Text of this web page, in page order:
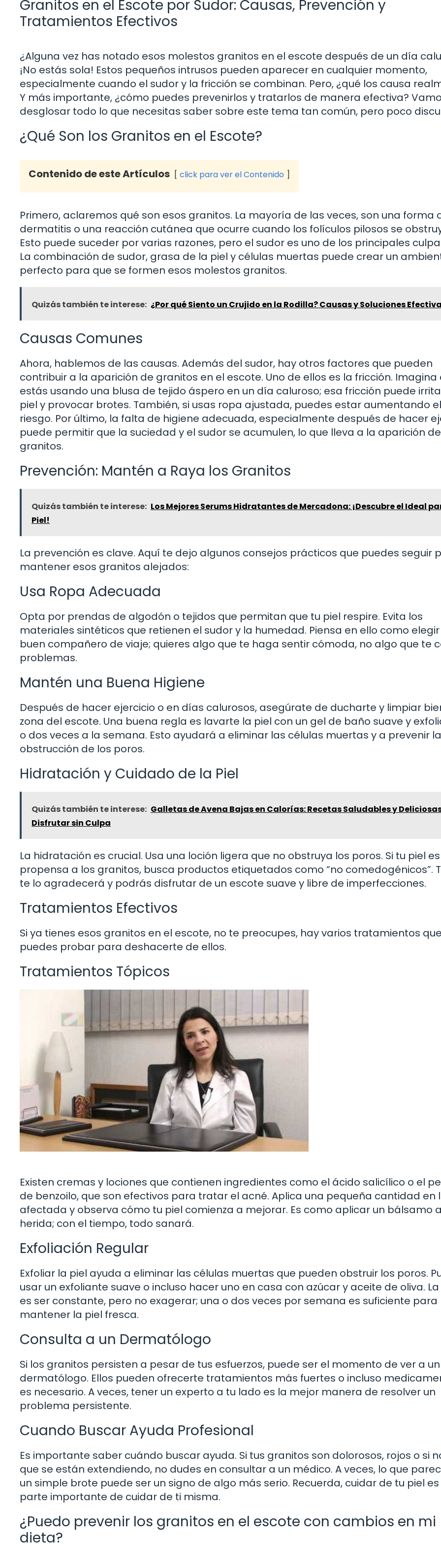
Granitos en el Escote por Sudor: Causas, Prevención y
Tratamientos Efectivos
¿Alguna vez has notado esos molestos granitos en el escote después de un día
¡No estás sola! Estos pequeños intrusos pueden aparecer en cualquier momento,
especialmente cuando el sudor y la fricción se combinan. Pero, ¿qué los causa
Y más importante, ¿cómo puedes prevenirlos y tratarlos de manera efectiva?
desglosar todo lo que necesitas saber sobre este tema tan común, pero poco
¿Qué Son los Granitos en el Escote?
Contenido de este Artículos click para ver el Contenido
Primero, aclaremos qué son esos granitos. La mayoría de las veces, son una forma
dermatitis o una reacción cutánea que ocurre cuando los folículos pilosos se
Esto puede suceder por varias razones, pero el sudor es uno de los principales
La combinación de sudor, grasa de la piel y células muertas puede crear un
perfecto para que se formen esos molestos granitos.
Quizás también te interese: ¿Por qué Siento un Crujido en la Rodilla? Causas y Soluciones
Causas Comunes
Ahora, hablemos de las causas. Además del sudor, hay otros factores que pueden
contribuir a la aparición de granitos en el escote. Uno de ellos es la fricción. Imagina
estás usando una blusa de tejido áspero en un día caluroso; esa fricción puede
piel y provocar brotes. También, si usas ropa ajustada, puedes estar aumentando el
riesgo. Por último, la falta de higiene adecuada, especialmente después de hacer
puede permitir que la suciedad y el sudor se acumulen, lo que lleva a la aparición
granitos.
Prevención: Mantén a Raya los Granitos
Quizás también te interese: Los Mejores Serums Hidratantes de Mercadona: ¡Descubre el Ideal
Piel!
La prevención es clave. Aquí te dejo algunos consejos prácticos que puedes seguir
mantener esos granitos alejados:
Usa Ropa Adecuada
Opta por prendas de algodón o tejidos que permitan que tu piel respire. Evita los
materiales sintéticos que retienen el sudor y la humedad. Piensa en ello como
buen compañero de viaje; quieres algo que te haga sentir cómoda, no algo que te
problemas.
Mantén una Buena Higiene
Después de hacer ejercicio o en días calurosos, asegúrate de ducharte y limpiar
zona del escote. Una buena regla es lavarte la piel con un gel de baño suave y
o dos veces a la semana. Esto ayudará a eliminar las células muertas y a prevenir la
obstrucción de los poros.
Hidratación y Cuidado de la Piel
Quizás también te interese: Galletas de Avena Bajas en Calorías: Recetas Saludables y
Disfrutar sin Culpa
La hidratación es crucial. Usa una loción ligera que no obstruya los poros. Si tu piel es
propensa a los granitos, busca productos etiquetados como “no comedogénicos”.
te lo agradecerá y podrás disfrutar de un escote suave y libre de imperfecciones.
Tratamientos Efectivos
Si ya tienes esos granitos en el escote, no te preocupes, hay varios tratamientos
puedes probar para deshacerte de ellos.
Tratamientos Tópicos
Existen cremas y lociones que contienen ingredientes como el ácido salicílico o el
de benzoilo, que son efectivos para tratar el acné. Aplica una pequeña cantidad en
afectada y observa cómo tu piel comienza a mejorar. Es como aplicar un bálsamo
herida; con el tiempo, todo sanará.
Exfoliación Regular
Exfoliar la piel ayuda a eliminar las células muertas que pueden obstruir los poros.
usar un exfoliante suave o incluso hacer uno en casa con azúcar y aceite de oliva.
es ser constante, pero no exagerar; una o dos veces por semana es suficiente para
mantener la piel fresca.
Consulta a un Dermatólogo
Si los granitos persisten a pesar de tus esfuerzos, puede ser el momento de ver a un
dermatólogo. Ellos pueden ofrecerte tratamientos más fuertes o incluso
es necesario. A veces, tener un experto a tu lado es la mejor manera de resolver un
problema persistente.
Cuando Buscar Ayuda Profesional
Es importante saber cuándo buscar ayuda. Si tus granitos son dolorosos, rojos o si
que se están extendiendo, no dudes en consultar a un médico. A veces, lo que
un simple brote puede ser un signo de algo más serio. Recuerda, cuidar de tu piel
parte importante de cuidar de ti misma.
¿Puedo prevenir los granitos en el escote con cambios en mi
dieta?